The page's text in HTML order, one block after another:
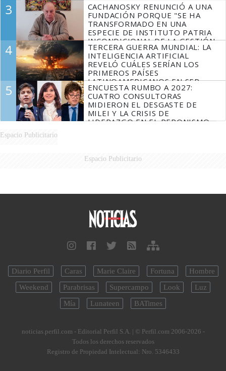
3
CACHANOSKY RENUNCIÓ A UNA
FUNDACIÓN PORQUE "SE HA
TRANSFORMADO EN UNA
ESPECIE DE INSTITUTO PATRIA
INCONDICIONAL DE LA GESTIÓN
DE MILEI"
4
TERCERA GUERRA MUNDIAL: LA
INTELIGENCIA ARTIFICIAL
REVELÓ CUÁLES SERÍAN LOS
PRIMEROS PAÍSES
LATINOAMERICANOS EN SER
DERROTADOS
5
ENCUESTA RUMBO A 2027:
CUATRO CONSULTORAS
MIDIERON EL DESGASTE DE
MILEI Y LA CRISIS DE
LIDERAZGO EN EL PERONISMO
Espacio Publicitario
Espacio Publicitario
Diario Perfil Caras Marie Claire Fortuna
Hombre
Weekend
Parabrisas Supercampo Look
Luz
Mía
Lunateen BATimes
noticias.perfil.com - Editorial Perfil S.A. | © Perfil.com 2006-2026 -
Todos los derechos reservados
Registro de Propiedad Intelectual: Nro. 5346433